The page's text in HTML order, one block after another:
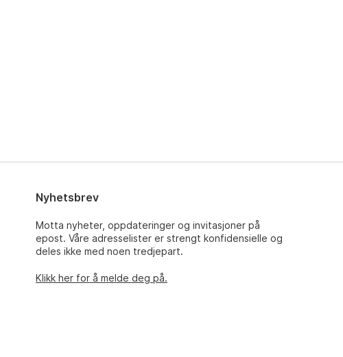
Nyhetsbrev
Motta nyheter, oppdateringer og invitasjoner på
epost. Våre adresselister er strengt konfidensielle og
deles ikke med noen tredjepart.
Klikk her for å melde deg på.